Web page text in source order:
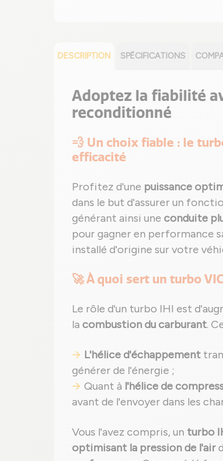
DESCRIPTION SPÉCIFICATIONS
Adoptez la fiabilité
reconditionné
💨 Un choix fiable : le
efficacité
Profitez d'une puissance
dans le but d'assurer un
générant ainsi une conduite
pour gagner en performance
installé d'origine sur votre
🚀 À quoi sert un turbo
Le rôle d'un turbo IHI est
la combustion du carburant.
L'hélice d'échappement
générer de l'énergie ;
Quant à l'hélice de
avant de l'envoyer dans les
Vous l'avez compris, un turbo
optimisant la pression de l'air